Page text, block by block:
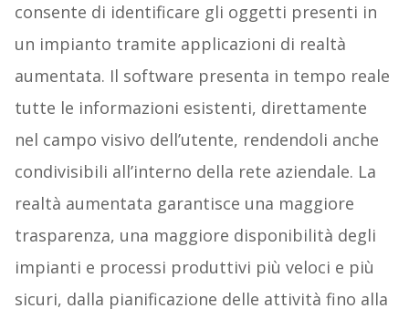
consente di identificare gli oggetti presenti in
un impianto tramite applicazioni di realtà
aumentata. Il software presenta in tempo reale
tutte le informazioni esistenti, direttamente
nel campo visivo dell’utente, rendendoli anche
condivisibili all’interno della rete aziendale. La
realtà aumentata garantisce una maggiore
trasparenza, una maggiore disponibilità degli
impianti e processi produttivi più veloci e più
sicuri, dalla pianificazione delle attività fino alla